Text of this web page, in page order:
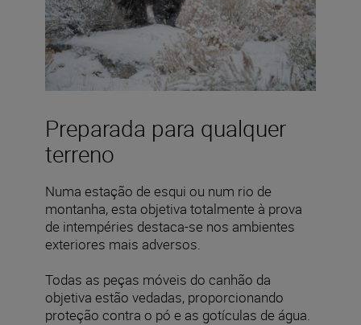
Preparada para qualquer
terreno
Numa estação de esqui ou num rio de
montanha, esta objetiva totalmente à prova
de intempéries destaca-se nos ambientes
exteriores mais adversos.
Todas as peças móveis do canhão da
objetiva estão vedadas, proporcionando
proteção contra o pó e as gotículas de água.